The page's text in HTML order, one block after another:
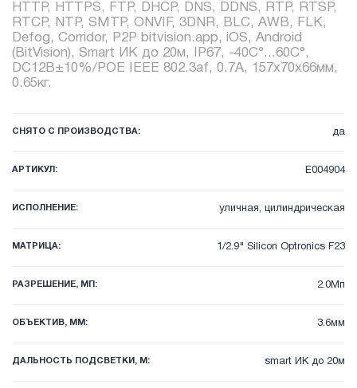
HTTP, HTTPS, FTP, DHCP, DNS, DDNS, RTP, RTSP,
RTCP, NTP, SMTP, ONVIF, 3DNR, BLC, AWB, FLK,
Defog, Corridor, P2P bitvision.app, iOS, Android
(BitVision), Smart ИК до 20м, IP67, -40C°...60C°,
DC12В±10%/POE IEEE 802.3af, 0.7А, 157x70x66мм,
0.65кг.
СНЯТО С ПРОИЗВОДСТВА: да
АРТИКУЛ: E004904
ИСПОЛНЕНИЕ: уличная, цилиндрическая
МАТРИЦА: 1/2.9" Silicon Optronics F23
РАЗРЕШЕНИЕ, МП: 2.0Мп
ОБЪЕКТИВ, ММ: 3.6мм
ДАЛЬНОСТЬ ПОДСВЕТКИ, М: smart ИК до 20м